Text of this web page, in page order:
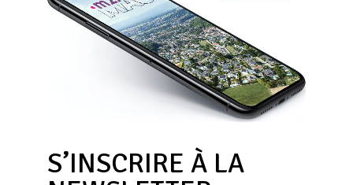
S’INSCRIRE À LA